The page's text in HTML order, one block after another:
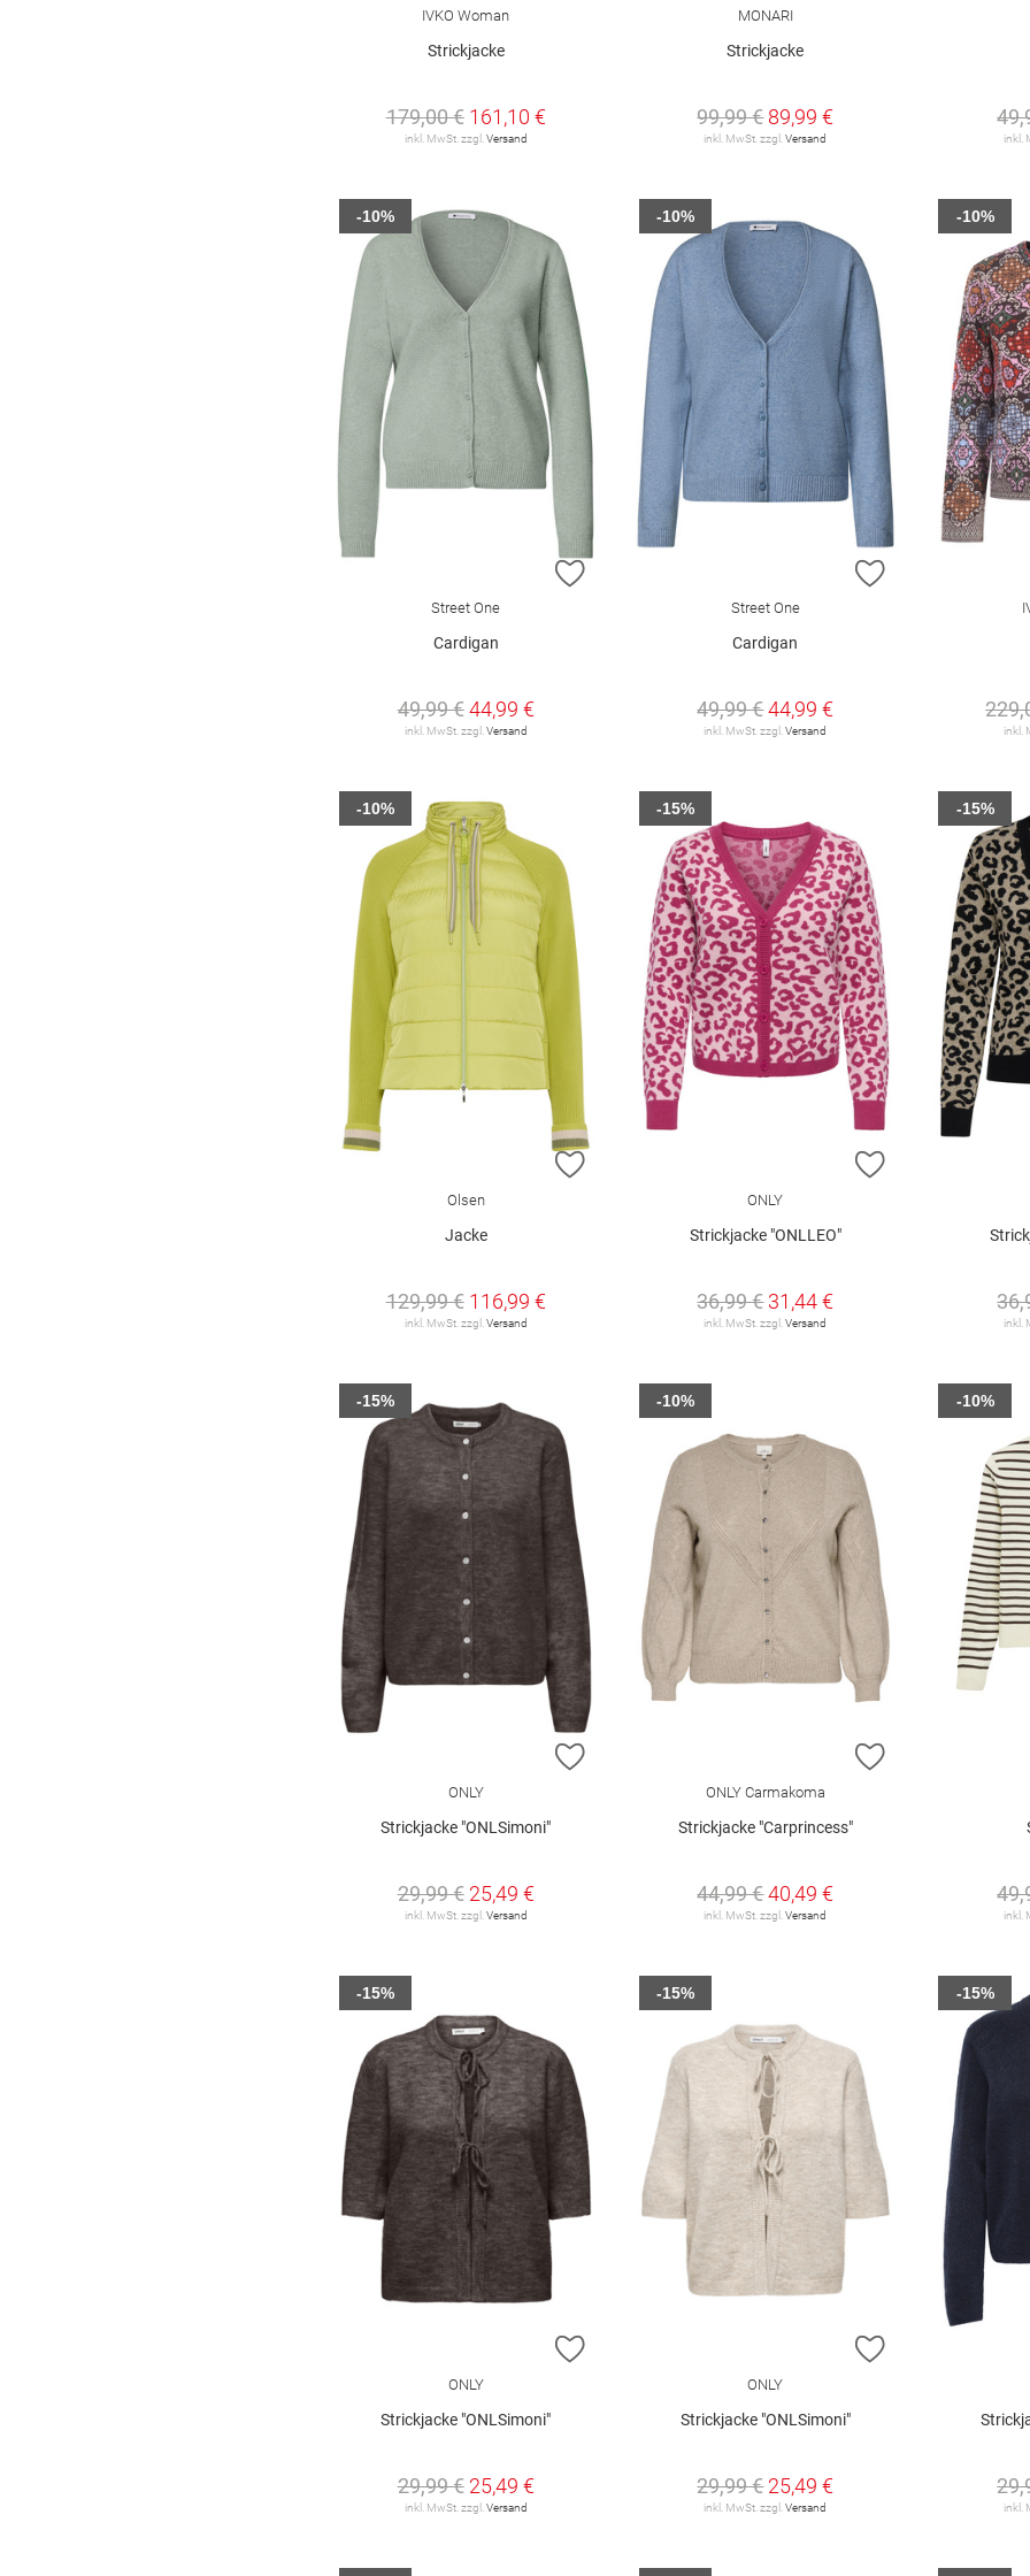
IVKO Woman
Strickjacke
179,00 € 161,10 €
inkl. MwSt. zzgl. Versand
MONARI
Strickjacke
99,99 € 89,99 €
inkl. MwSt. zzgl.Versand inkl.
ZUR WUNSCHLISTE HINZUFÜGEN
Street One
Cardigan
49,99 € 44,99 €
inkl. MwSt. zzgl. Versand
-10%
ZUR
Street One
Cardigan
49,99 €44,99 €
inkl. MwSt. zzgl.Versand
-10%
inkl.
-10%
ZUR WUNSCHLISTE HINZUFÜGEN
Olsen
Jacke
129,99 € 116,99 €
inkl. MwSt. zzgl. Versand
-10%
ZUR
ONLY
Strickjacke "ONLLEO"
36,99 € 31,44 €
inkl. MwSt. zzgl.Versand
-15%
inkl.
-15%
ZUR WUNSCHLISTE HINZUFÜGEN
ONLY
Strickjacke "ONLSimoni"
29,99 € 25,49 €
inkl. MwSt. zzgl. Versand
-15%
ZUR
ONLY Carmakoma
Strickjacke "Carprincess"
44,99 €40,49 €
inkl. MwSt. zzgl.Versand
-10%
inkl.
-10%
ZUR WUNSCHLISTE HINZUFÜGEN
ONLY
Strickjacke "ONLSimoni"
29,99 € 25,49 €
inkl. MwSt. zzgl. Versand
-15%
ZUR
ONLY
Strickjacke "ONLSimoni"
29,99 € 25,49 €
inkl. MwSt. zzgl.Versand
-15%
inkl.
-15%